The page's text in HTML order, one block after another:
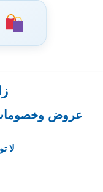
إلىعروض
لا